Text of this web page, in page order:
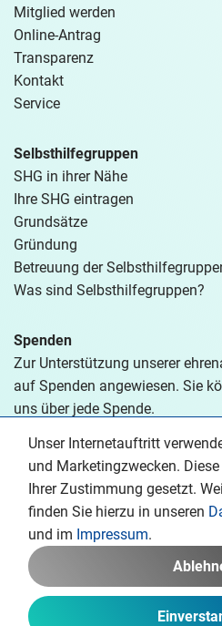
Mitglied werden
Online-Antrag
Transparenz
Kontakt
Service
Selbsthilfegruppen
SHG in ihrer Nähe
Ihre SHG eintragen
Grundsätze
Gründung
Betreuung der
Was sind Selbsthilfegruppen?
Spenden
Zur Unterstützung unserer
auf Spenden angewiesen. Sie
uns über jede Spende.
Spenden
Copyright © 2026 Adipositas
Datenschutz
Impressum
Erstellt
Unser Internetauftritt
und Marketingzwecken.
Ihrer Zustimmung gesetzt.
finden Sie hierzu in unseren
und im Impressum.